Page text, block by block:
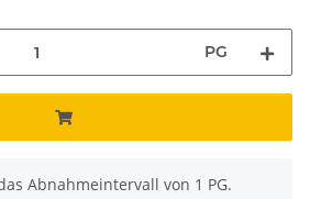
PG
Abnahmeintervall von 1 PG.